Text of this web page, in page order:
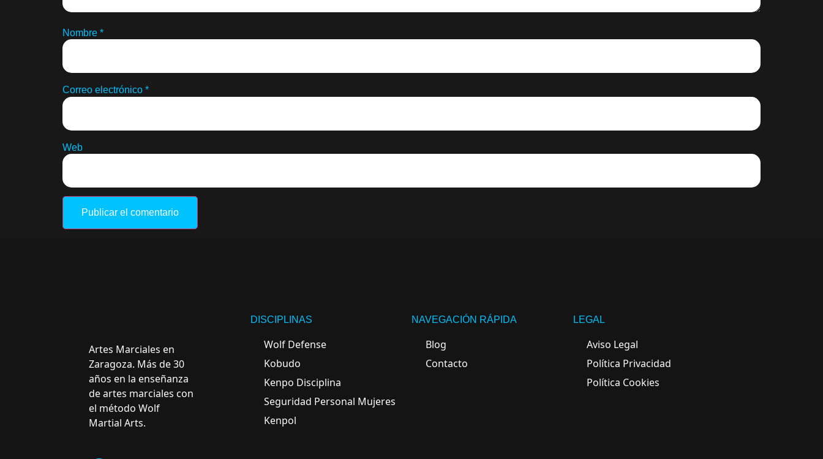
Nombre *
Correo electrónico *
Web
Artes Marciales en
Zaragoza. Más de 30
años en la enseñanza
de artes marciales con
el método Wolf
Martial Arts.
DISCIPLINAS
Wolf Defense
Kobudo
Kenpo Disciplina
Seguridad Personal Mujeres
Kenpol
NAVEGACIÓN RÁPIDA
Blog
Contacto
LEGAL
Aviso Legal
Política Privacidad
Política Cookies